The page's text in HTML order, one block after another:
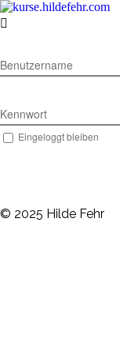

Benutzername
Kennwort
Eingeloggt bleiben
© 2025 Hilde Fehr